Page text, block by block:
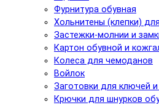
Фурнитура обувная
Хольнитены (клепки)
Застежки-молнии и
Картон обувной и
Колеса для чемоданов
Войлок
Заготовки для ключей
Крючки для шнурков